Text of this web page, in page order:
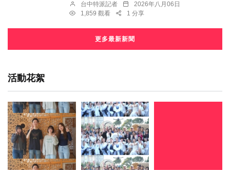
台中特派記者
2026年八月06日
1,859 觀看
1 分享
更多最新新聞
活動花絮